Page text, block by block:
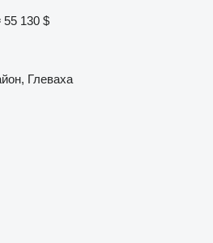
55 130 $
Глеваха